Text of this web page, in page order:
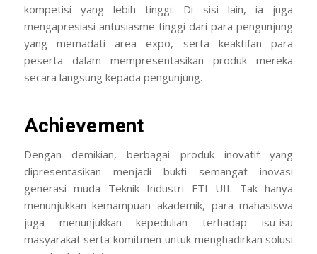
kompetisi yang lebih tinggi. Di sisi lain, ia juga
mengapresiasi antusiasme tinggi dari para pengunjung
yang memadati area expo, serta keaktifan para
peserta dalam mempresentasikan produk mereka
secara langsung kepada pengunjung.
Achievement
Dengan demikian, berbagai produk inovatif yang
dipresentasikan menjadi bukti semangat inovasi
generasi muda Teknik Industri FTI UII. Tak hanya
menunjukkan kemampuan akademik, para mahasiswa
juga menunjukkan kepedulian terhadap isu-isu
masyarakat serta komitmen untuk menghadirkan solusi